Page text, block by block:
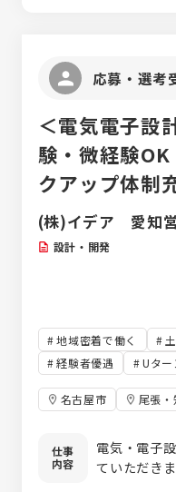
応募・選考
＜電気電子設
験・微経験
クアップ体
(株)イデア 愛知
設計・開発
地域密着で働く
経験者優遇
Uタ
名古屋市 尾張・
仕事
内容
電気・電子
ていただき